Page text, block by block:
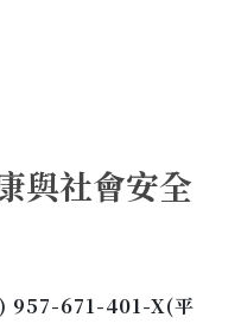
與社會安全
957-671-401-X(平